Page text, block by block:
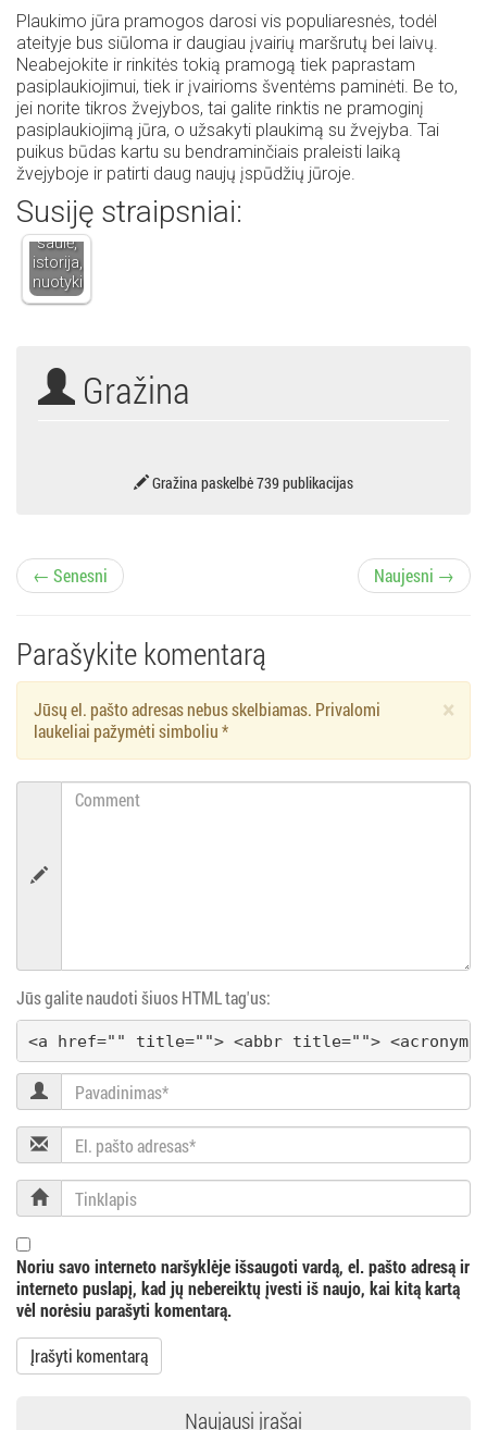
Plaukimo jūra pramogos darosi vis populiaresnės, todėl
ateityje bus siūloma ir daugiau įvairių maršrutų bei laivų.
Neabejokite ir rinkitės tokią pramogą tiek paprastam
pasiplaukiojimui, tiek ir įvairioms šventėms paminėti. Be to,
jei norite tikros žvejybos, tai galite rinktis ne pramoginį
pasiplaukiojimą jūra, o užsakyti plaukimą su žvejyba. Tai
puikus būdas kartu su bendraminčiais praleisti laiką
žvejyboje ir patirti daug naujų įspūdžių jūroje.
Susiję straipsniai:
Kelionės
į Maltą
–
saulė,
istorija,
nuotykiai…
Gražina
Gražina paskelbė 739 publikacijas
Į
r
a
ų
a
i
g
a
c
i
j
a
← Senesni Naujesni →
Parašykite komentarą
×
Jūsų el. pašto adresas nebus skelbiamas. Privalomi
laukeliai pažymėti simboliu*
Comment
Jūs galite naudoti šiuos HTML tag'us:
<a href="" title=""> <abbr title=""> <acronym
Pavadinimas
El.
pašto
adresas
Tinklapis
Noriu savo interneto naršyklėje išsaugoti vardą, el. pašto adresą ir
interneto puslapį, kad jų nebereiktų įvesti iš naujo, kai kitą kartą
vėl norėsiu parašyti komentarą.
Naujausi įrašai